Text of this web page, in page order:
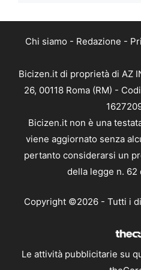
Chi siamo - Redazione -
Bicizen.it di proprietà di AZ
26, 00118 Roma (RM) -
Bicizen.it non è una
viene aggiornato senza
pertanto considerarsi un
della legge n. 62
Copyright ©2026 - Tutti i
Le attività pubblicitarie su